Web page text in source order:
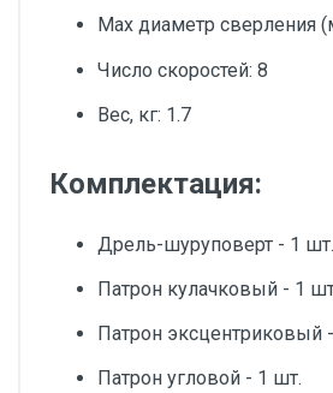
Max диаметр сверления
Число скоростей: 8
Вес, кг: 1.7
Комплектация:
Дрель-шуруповерт - 1 шт.
Патрон кулачковый - 1
Патрон эксцентриковый
Патрон угловой - 1 шт.